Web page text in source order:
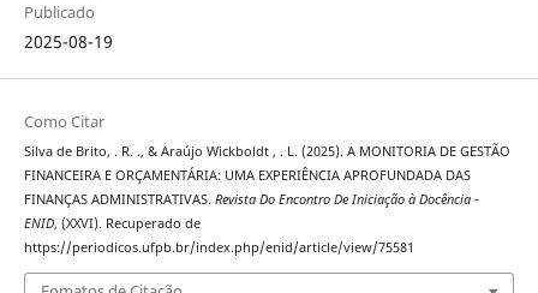
Publicado
2025-08-19
Como Citar
Silva de Brito, . R. ., & Araújo Wickboldt , . L. (2025). A MONITORIA DE GESTÃO
FINANCEIRA E ORÇAMENTÁRIA: UMA EXPERIÊNCIA APROFUNDADA DAS
FINANÇAS ADMINISTRATIVAS. Revista Do Encontro De Iniciação à Docência -
ENID, (XXVI). Recuperado de
https://periodicos.ufpb.br/index.php/enid/article/view/75581